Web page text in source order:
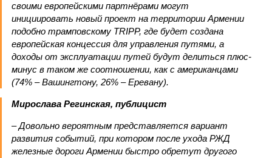
своими европейскими партнёрами могут
инициировать новый проект на территории Армении
подобно трамповскому TRIPP, где будет создана
европейская концессия для управления путями, а
доходы от эксплуатации путей будут делиться плюс-
минус в таком же соотношении, как с американцами
(74% – Вашингтону, 26% – Еревану).
Мирослава Регинская, публицист
– Довольно вероятным представляется вариант
развития событий, при котором после ухода РЖД
железные дороги Армении быстро обретут другого